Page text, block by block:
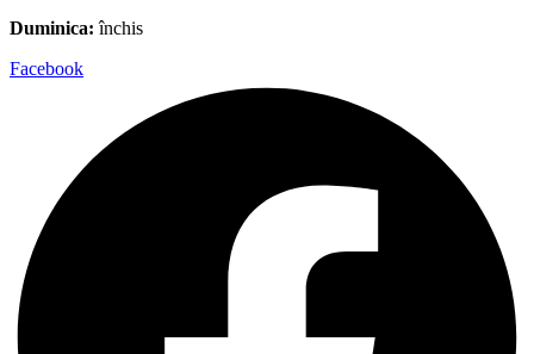
Duminica: închis
Facebook